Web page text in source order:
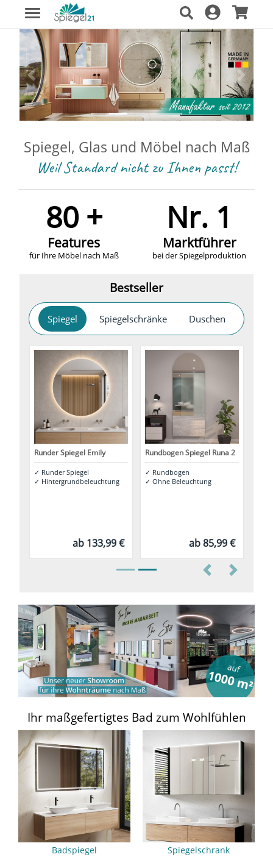
Spiegel, Glas und Möbel nach Maß
Weil Standard nicht zu Ihnen passt!
80 +
Features
für Ihre Möbel nach Maß
Nr. 1
Marktführer
bei der Spiegelproduktion
Bestseller
Spiegel Spiegelschränke Duschen
Runder Spiegel Emily
✓ Runder Spiegel
✓ Hintergrundbeleuchtung
ab 133,99 €
Rundbogen Spiegel Runa 2
✓ Rundbogen
✓ Ohne Beleuchtung
ab 85,99 €
PreviousNext
Ihr maßgefertigtes Bad zum Wohlfühlen
Badspiegel Spiegelschrank